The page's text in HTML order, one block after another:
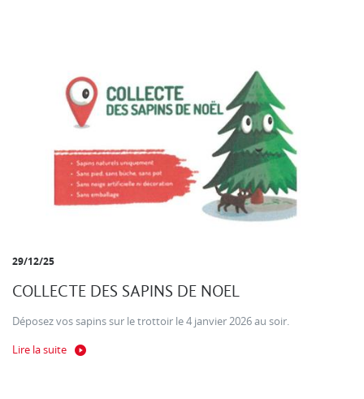
29/12/25
COLLECTE DES SAPINS DE NOEL
Déposez vos sapins sur le trottoir le 4 janvier 2026 au soir.
Lire la suite